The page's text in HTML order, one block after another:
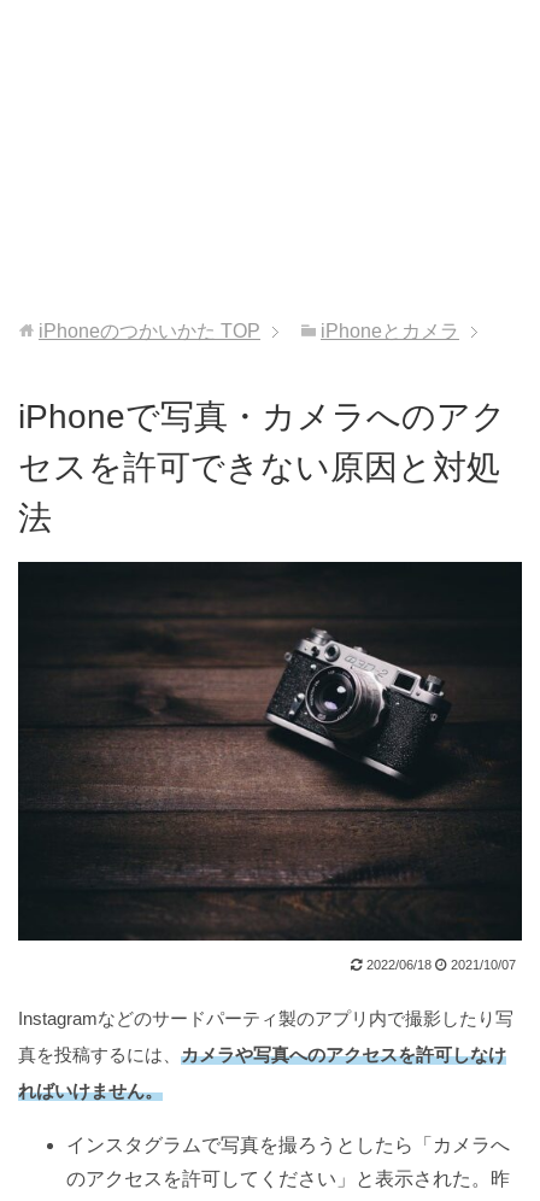
iPhoneのつかいかた TOP iPhoneとカメラ
iPhoneで写真・カメラへのアク
セスを許可できない原因と対処
法
2022/06/18 2021/10/07
Instagramなどのサードパーティ製のアプリ内で撮影したり写
真を投稿するには、 カメラや写真へのアクセスを許可しなけ
ればいけません。
インスタグラムで写真を撮ろうとしたら「カメラへ
のアクセスを許可してください」と表示された。昨